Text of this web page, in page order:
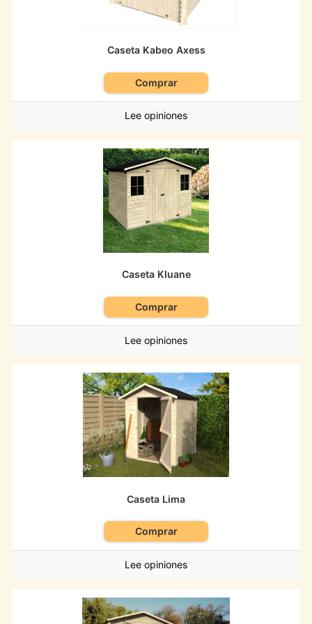
Caseta Kabeo Axess
Comprar
Lee opiniones
Caseta Kluane
Comprar
Lee opiniones
Caseta Lima
Comprar
Lee opiniones